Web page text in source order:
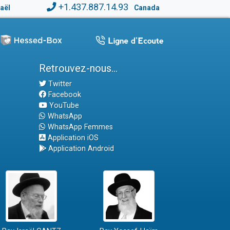
+1.437.887.14.93 Canada
Retrouvez-nous...
Twitter
Facebook
YouTube
WhatsApp
WhatsApp Femmes
Application iOS
Application Android